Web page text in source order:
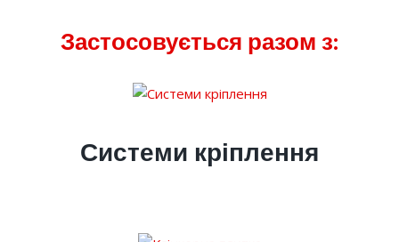
Застосовується разом з:
Системи кріплення